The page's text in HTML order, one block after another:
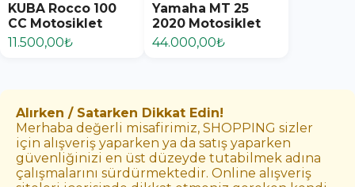
KUBA Rocco 100
CC Motosiklet
11.500,00₺
Yamaha MT 25
2020 Motosiklet
44.000,00₺
Alırken / Satarken Dikkat Edin!
Merhaba değerli misafirimiz, SHOPPING sizler
için alışveriş yaparken ya da satış yaparken
güvenliğinizi en üst düzeyde tutabilmek adına
çalışmalarını sürdürmektedir. Online alışveriş